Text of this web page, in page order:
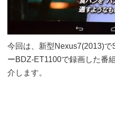
今回は、新型Nexus7(2013)
ーBDZ-ET1100で録画した番
介します。